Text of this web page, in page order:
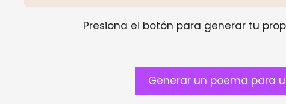
Presiona el botón para generar tu
Generar un poema para